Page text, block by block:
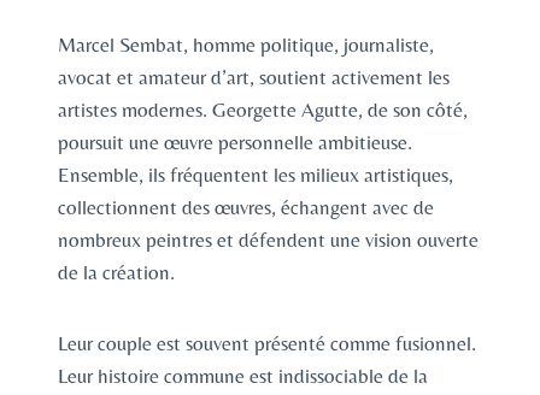
Marcel Sembat, homme politique, journaliste,
avocat et amateur d’art, soutient activement les
artistes modernes. Georgette Agutte, de son côté,
poursuit une œuvre personnelle ambitieuse.
Ensemble, ils fréquentent les milieux artistiques,
collectionnent des œuvres, échangent avec de
nombreux peintres et défendent une vision ouverte
de la création.
Leur couple est souvent présenté comme fusionnel.
Leur histoire commune est indissociable de la